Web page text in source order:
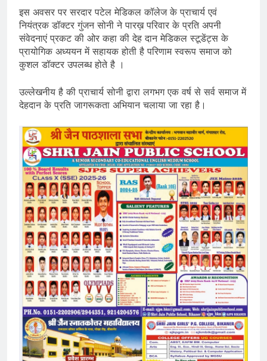
इस अवसर पर सरदार पटेल मेडिकल कॉलेज के प्राचार्य एवं
नियंत्रक डॉक्टर गुंजन सोनी ने पारख़ परिवार के प्रति अपनी
संवेदनाएं प्रकट की ओर कहा की देह दान मेडिकल स्टूडेंट्स के
प्रायोगिक अध्ययन में सहायक होती है परिणाम स्वरूप समाज को
कुशल डॉक्टर उपलब्ध होते है ।
उल्लेखनीय है की प्राचार्य सोनी द्वारा लगभग एक वर्ष से सर्व समाज में
देहदान के प्रति जागरूकता अभियान चलाया जा रहा है।